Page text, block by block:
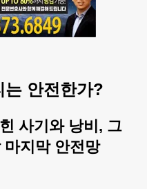
는 안전한가?
사기와 낭비, 그
마지막 안전망